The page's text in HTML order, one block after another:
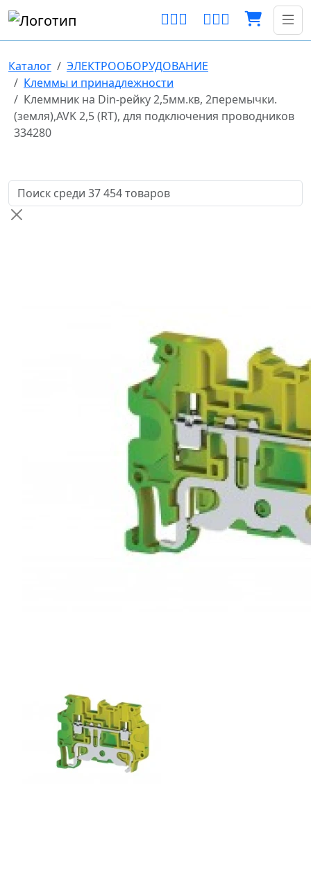
Каталог
ЭЛЕКТРООБОРУДОВАНИЕ
Клеммы и принадлежности
Клеммник на Din-рейку 2,5мм.кв, 2перемычки.
(земля),AVK 2,5 (RT), для подключения проводников
334280
Поиск товаров по названию или артикулу